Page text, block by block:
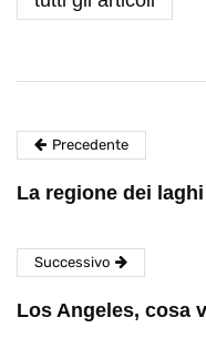
Precedente
La regione dei
Successivo
Los Angeles, cosa